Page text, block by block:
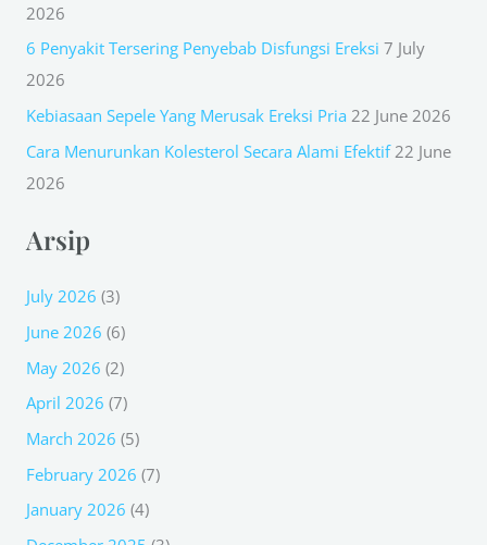
o
r
:
2026
6 Penyakit Tersering Penyebab Disfungsi Ereksi 7 July
2026
Kebiasaan Sepele Yang Merusak Ereksi Pria 22 June 2026
Cara Menurunkan Kolesterol Secara Alami Efektif 22 June
2026
Arsip
July 2026 (3)
June 2026 (6)
May 2026 (2)
April 2026 (7)
March 2026 (5)
February 2026 (7)
January 2026 (4)